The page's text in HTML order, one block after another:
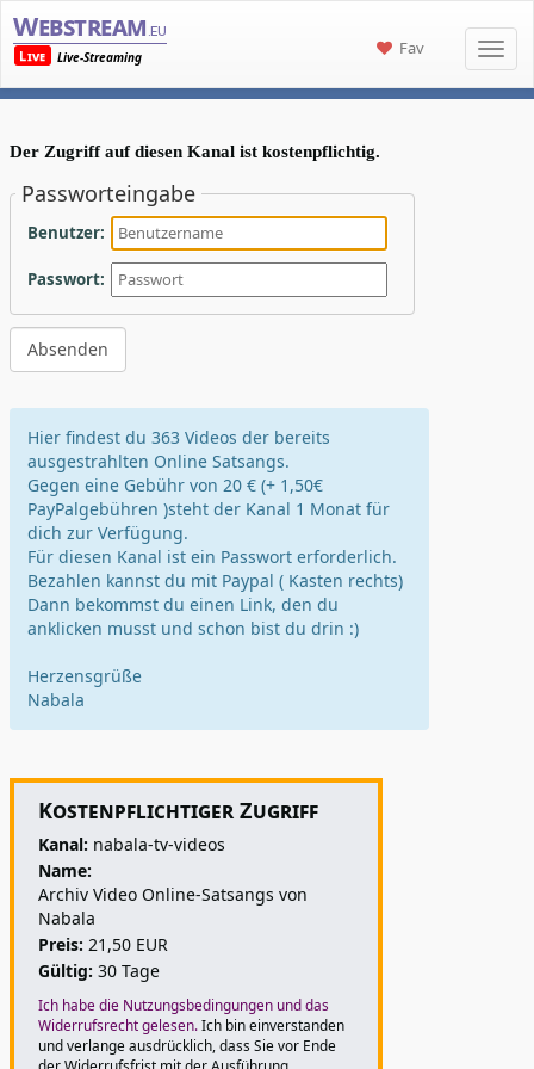
Webstream .eu
Live
Live-Streaming Fav
Der Zugriff auf diesen Kanal ist kostenpflichtig.
Passworteingabe
Benutzer:
Passwort:
Hier findest du 363 Videos der bereits
ausgestrahlten Online Satsangs.
Gegen eine Gebühr von 20 € (+ 1,50€
PayPalgebühren )steht der Kanal 1 Monat für
dich zur Verfügung.
Für diesen Kanal ist ein Passwort erforderlich.
Bezahlen kannst du mit Paypal ( Kasten rechts)
Dann bekommst du einen Link, den du
anklicken musst und schon bist du drin :)
Herzensgrüße
Nabala
Kostenpflichtiger Zugriff
Kanal: nabala-tv-videos
Name:
Archiv Video Online-Satsangs von
Nabala
Preis: 21,50 EUR
Gültig: 30 Tage
Ich habe die Nutzungsbedingungen und das
Widerrufsrecht gelesen.Ich bin einverstanden
und verlange ausdrücklich, dass Sie vor Ende